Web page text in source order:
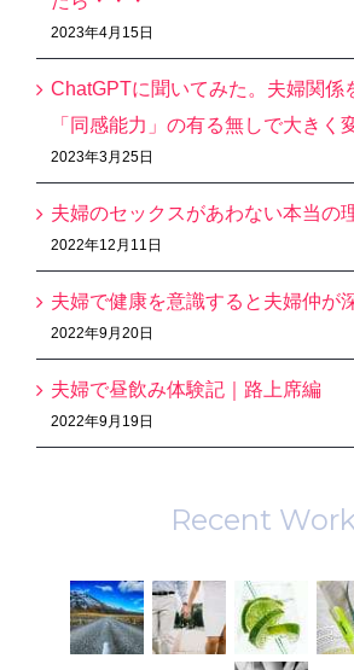
2023年4月15日
ChatGPTに聞いてみた。夫婦関係
「同感能力」の有る無しで大きく
2023年3月25日
夫婦のセックスがあわない本当の
2022年12月11日
夫婦で健康を意識すると夫婦仲が
2022年9月20日
夫婦で昼飲み体験記｜路上席編
2022年9月19日
Recent